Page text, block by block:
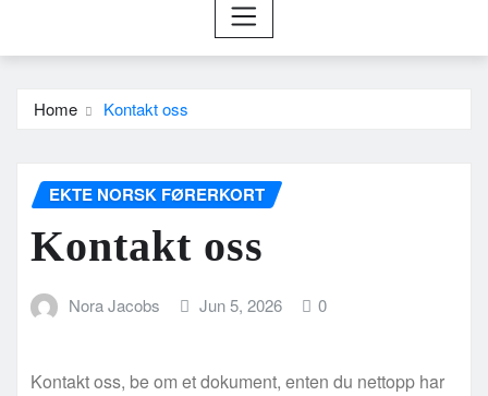
Home Kontakt oss
EKTE NORSK FØRERKORT
Kontakt oss
Nora Jacobs Jun 5, 2026 0
Kontakt oss, be om et dokument, enten du nettopp har